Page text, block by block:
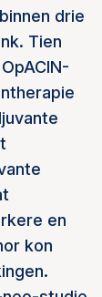
drie
Tien
en
kon